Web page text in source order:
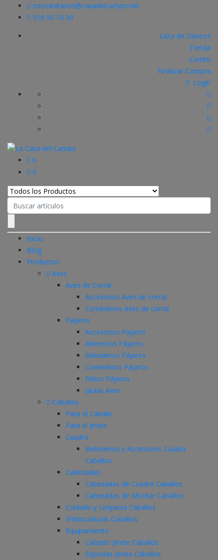
zoosanitarios@casadelcampo.net
916 90 10 90
Lista de Deseos
Tienda
Carrito
Finalizar Compra
Login
0
0
Search
for:
Inicio
Blog
Productos
Aves
Aves de Corral
Accesorios Aves de corral
Comederos Aves de corral
Pájaros
Accesorios Pájaros
Alimentos Pájaros
Bebederos Pájaros
Comederos Pájaros
Nidos Pájaros
Jaulas Aves
Caballos
Para el Caballo
Para el Jinete
Cuadra
Bebederos y Accesorios Cuadra
Caballos
Cabezadas
Cabezadas de Cuadra Caballos
Cabezadas de Montar Caballos
Cuidado y Limpieza Caballos
Embocaduras Caballos
Equipamiento
Calzado Jinete Caballos
Espuelas Jinete Caballos